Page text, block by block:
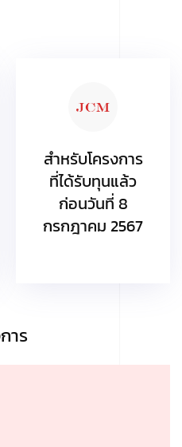
สำหรับโครงการ
ที่ได้รับทุนแล้ว
ก่อนวันที่ 8
กรกฎาคม 2567
าร